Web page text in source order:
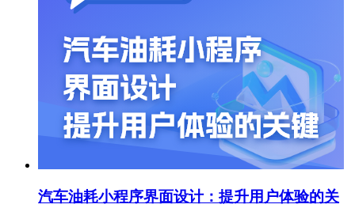
汽车油耗小程序界面设计：提升用户体验的关